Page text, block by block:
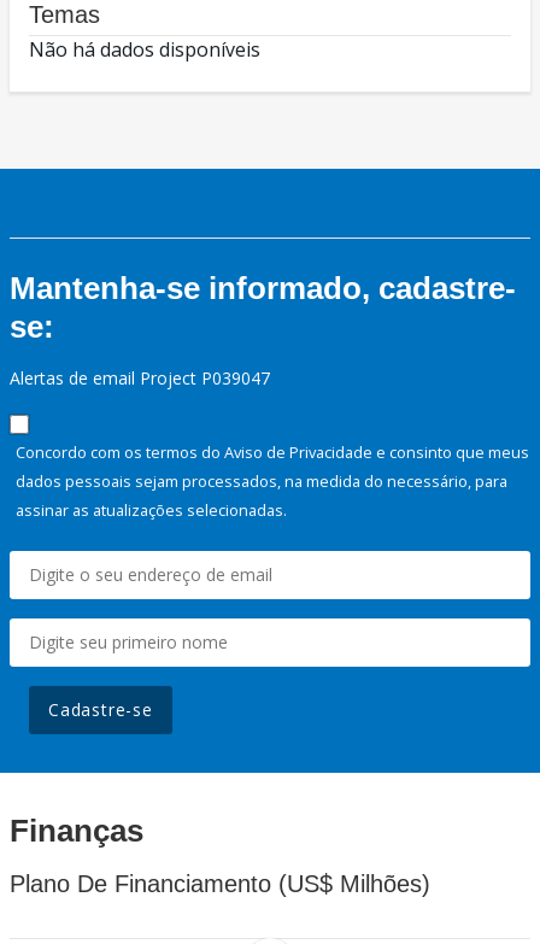
Temas
Não há dados disponíveis
Mantenha-se informado, cadastre-
se:
Alertas de email Project P039047
Concordo com os termos do Aviso de Privacidade e consinto que meus
dados pessoais sejam processados, na medida do necessário, para
assinar as atualizações selecionadas.
Cadastre-se
Finanças
Plano De Financiamento (US$ Milhões)